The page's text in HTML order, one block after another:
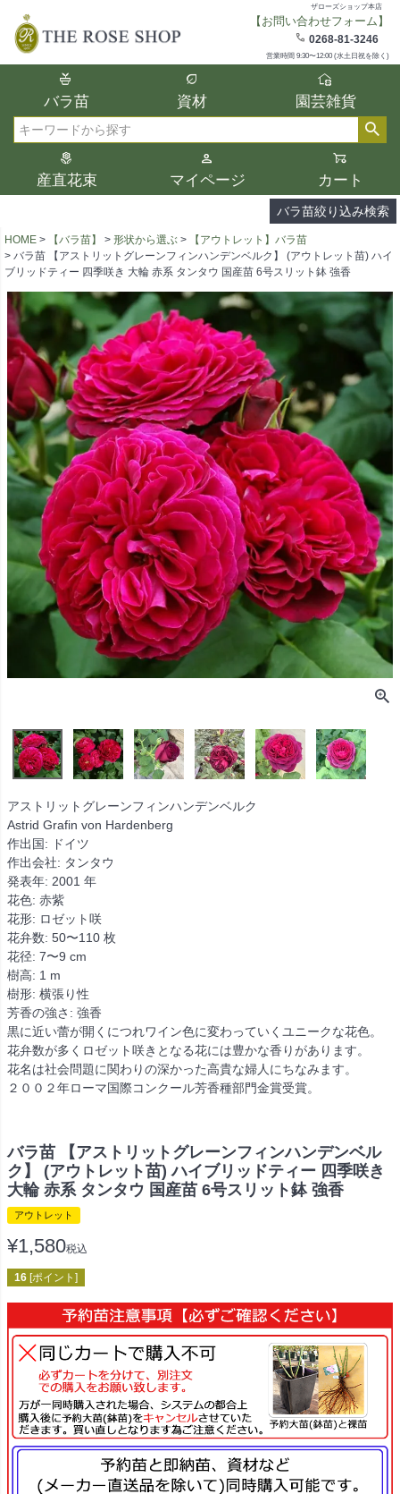
ザローズショップ本店
【お問い合わせフォーム】
0268-81-3246
営業時間 9:30〜12:00 (水土日祝を除く)
バラ苗 資材 園芸雑貨
産直花束 マイページ カート
バラ苗絞り込み検索
在庫
在庫ありのみ表示
検索
複数の条件を選択して絞り込み検索が可能
選択した項目全てに該当する品種のみ検索
結果に表示されます。
タイプ、カラー、ブランドなどは1つずつ選
択してください。
HOME 【バラ苗】 形状から選ぶ
【アウトレット】バラ苗
バラ苗 【アストリットグレーンフィンハンデンベルク】 (アウトレット苗) ハイ
ブリッドティー 四季咲き 大輪 赤系 タンタウ 国産苗 6号スリット鉢 強香
アストリットグレーンフィンハンデンベルク
Astrid Grafin von Hardenberg
作出国: ドイツ
作出会社: タンタウ
発表年: 2001 年
花色: 赤紫
花形: ロゼット咲
花弁数: 50〜110 枚
花径: 7〜9 cm
樹高: 1 m
樹形: 横張り性
芳香の強さ: 強香
黒に近い蕾が開くにつれワイン色に変わっていくユニークな花色。
花弁数が多くロゼット咲きとなる花には豊かな香りがあります。
花名は社会問題に関わりの深かった高貴な婦人にちなみます。
２００２年ローマ国際コンクール芳香種部門金賞受賞。
バラ苗 【アストリットグレーンフィンハンデンベル
ク】 (アウトレット苗) ハイブリッドティー 四季咲き
大輪 赤系 タンタウ 国産苗 6号スリット鉢 強香
アウトレット
¥1,580税込
16 [ポイント]